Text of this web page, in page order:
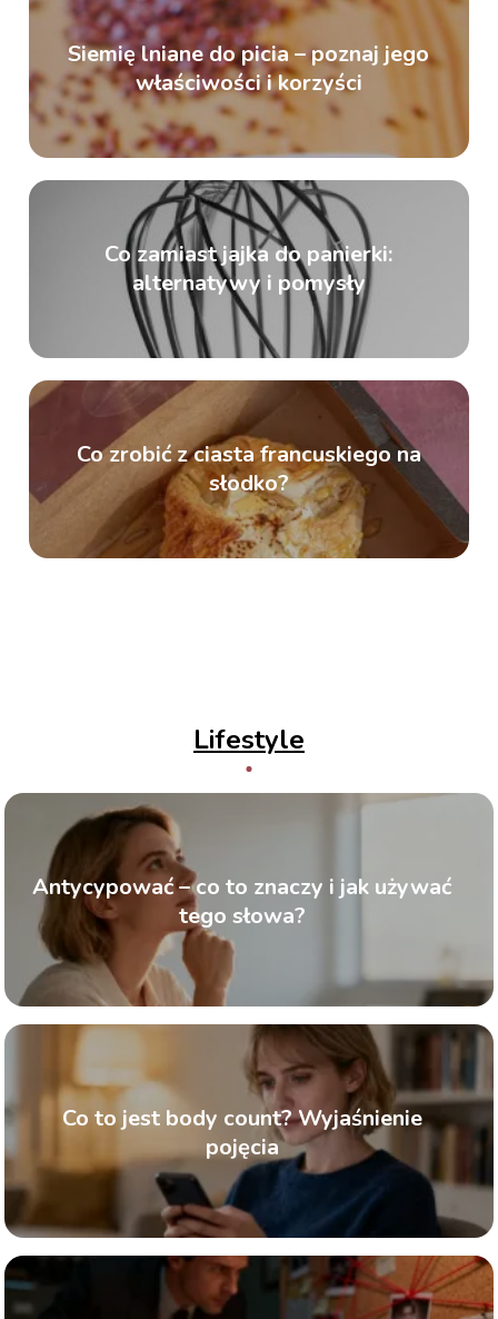
Siemię lniane do picia – poznaj jego
właściwości i korzyści
Co zamiast jajka do panierki:
alternatywy i pomysły
Co zrobić z ciasta francuskiego na
słodko?
Lifestyle
Antycypować – co to znaczy i jak używać
tego słowa?
Co to jest body count? Wyjaśnienie
pojęcia